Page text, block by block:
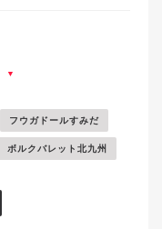
▼
フウガドールすみだ
ボルクバレット北九州